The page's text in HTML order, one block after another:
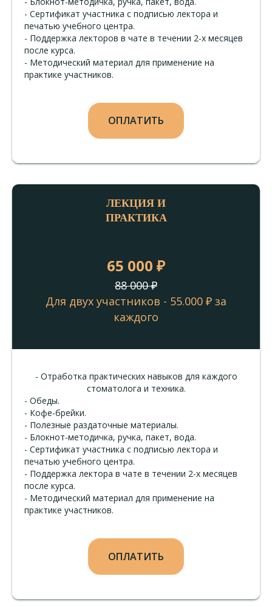
- Сертификат участника с подписью лектора и
печатью учебного центра.
- Поддержка лекторов в чате в течении 2-х месяцев
после курса.
- Методический материал для применение на
практике участников.
ОПЛАТИТЬ
ЛЕКЦИЯ И
ПРАКТИКА
65 000 ₽
88 000₽
Для двух участников - 55.000 ₽ за
каждого
- Отработка практических навыков для каждого
стоматолога и техника.
- Обеды.
- Кофе-брейки.
- Полезные раздаточные материалы.
- Блокнот-методичка, ручка, пакет, вода.
- Сертификат участника с подписью лектора и
печатью учебного центра.
- Поддержка лектора в чате в течении 2-х месяцев
после курса.
- Методический материал для применение на
практике участников.
ОПЛАТИТЬ